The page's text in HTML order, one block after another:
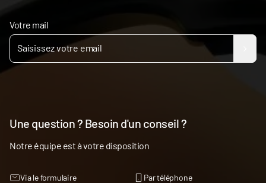
Votre mail
Une question ? Besoin d'un conseil ?
Notre équipe est à votre disposition
Via le formulaire Par téléphone